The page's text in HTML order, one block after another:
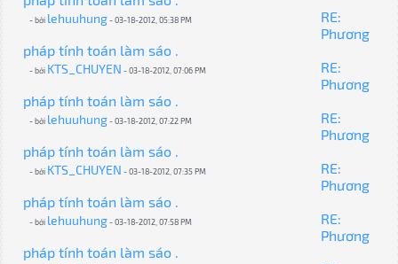
- bởi lehuuhung- 03-18-2012, 05:38 PM
RE:
Phương
pháp tính toán làm sáo .
- bởi KTS_CHUYEN - 03-18-2012, 07:06 PM
RE:
Phương
pháp tính toán làm sáo .
- bởi lehuuhung- 03-18-2012, 07:22 PM
RE:
Phương
pháp tính toán làm sáo .
- bởi KTS_CHUYEN - 03-18-2012, 07:35 PM
RE:
Phương
pháp tính toán làm sáo .
- bởi lehuuhung- 03-18-2012, 07:58 PM
RE:
Phương
pháp tính toán làm sáo .